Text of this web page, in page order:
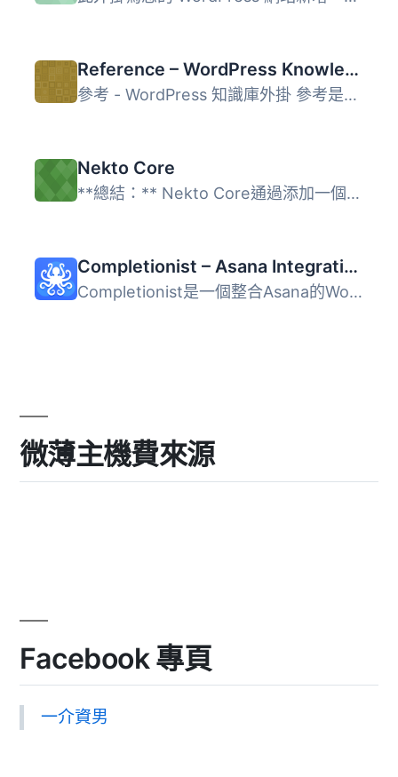
Reference – WordPress Knowledgebase Plugin
參考 - WordPress 知識庫外掛 參考是一款 WordPress 知識庫外...
Nekto Core
**總結：** Nekto Core通過添加一個名為“Projects”的新自定義...
Completionist – Asana Integration Suite
Completionist是一個整合Asana的WordPress外掛程式，它可以幫...
微薄主機費來源
Facebook 專頁
一介資男